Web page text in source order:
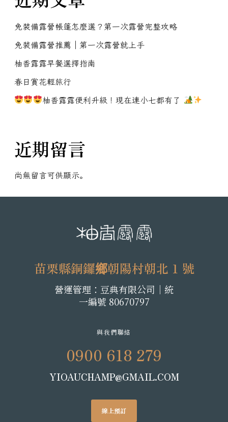
免裝備露營帳篷怎麼選？第一次露營完整攻略
免裝備露營推薦｜第一次露營就上手
柚香露露早餐選擇指南
春日賞花輕旅行
柚香露露便利升級！現在連小七都有了
近期留言
尚無留言可供顯示。
苗栗縣銅鑼鄉朝陽村朝北 1 號
營運管理：豆典有限公司│統
一編號 80670797
與我們聯絡
0900 618 279
YIOAUCHAMP@GMAIL.COM
線上預訂